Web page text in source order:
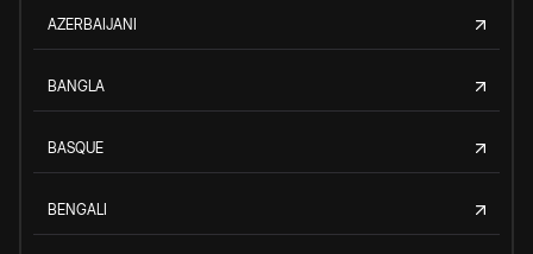
AZERBAIJANI
BANGLA
BASQUE
BENGALI